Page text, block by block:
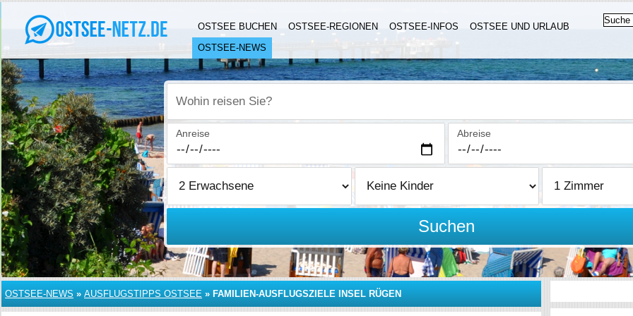
OSTSEE BUCHEN OSTSEE-REGIONEN OSTSEE-INFOS
OSTSEE UND URLAUB
OSTSEE-NEWS
Wohin reisen Sie?
Anreise Abreise
Suchen
OSTSEE-NEWS » AUSFLUGSTIPPS OSTSEE » FAMILIEN-AUSFLUGSZIELE INSEL RÜGEN